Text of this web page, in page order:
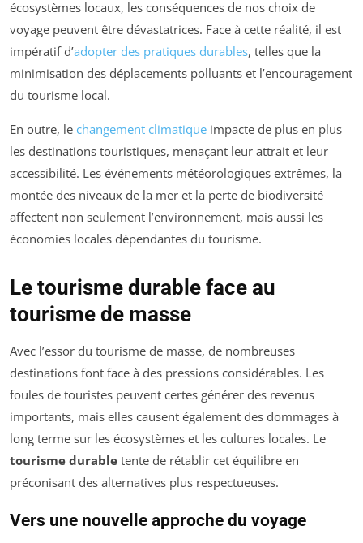
écosystèmes locaux, les conséquences de nos choix de
voyage peuvent être dévastatrices. Face à cette réalité, il est
impératif d’adopter des pratiques durables, telles que la
minimisation des déplacements polluants et l’encouragement
du tourisme local.
En outre, le changement climatique impacte de plus en plus
les destinations touristiques, menaçant leur attrait et leur
accessibilité. Les événements météorologiques extrêmes, la
montée des niveaux de la mer et la perte de biodiversité
affectent non seulement l’environnement, mais aussi les
économies locales dépendantes du tourisme.
Le tourisme durable face au
tourisme de masse
Avec l’essor du tourisme de masse, de nombreuses
destinations font face à des pressions considérables. Les
foules de touristes peuvent certes générer des revenus
importants, mais elles causent également des dommages à
long terme sur les écosystèmes et les cultures locales. Le
tourisme durable tente de rétablir cet équilibre en
préconisant des alternatives plus respectueuses.
Vers une nouvelle approche du voyage